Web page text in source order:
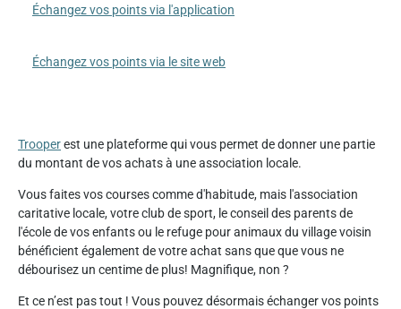
Échangez vos points via l'application
Échangez vos points via le site web
Trooperest une plateforme qui vous permet de donner une partie
du montant de vos achats à une association locale.
Vous faites vos courses comme d'habitude, mais l'association
caritative locale, votre club de sport, le conseil des parents de
l'école de vos enfants ou le refuge pour animaux du village voisin
bénéficient également de votre achat sans que que vous ne
débourisez un centime de plus! Magnifique, non ?
Et ce n’est pas tout ! Vous pouvez désormais échanger vos points